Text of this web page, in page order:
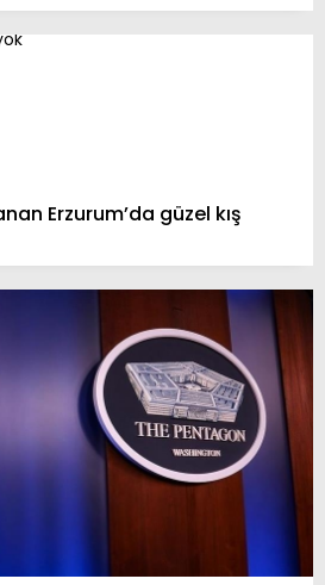
Erzurum’da güzel kış